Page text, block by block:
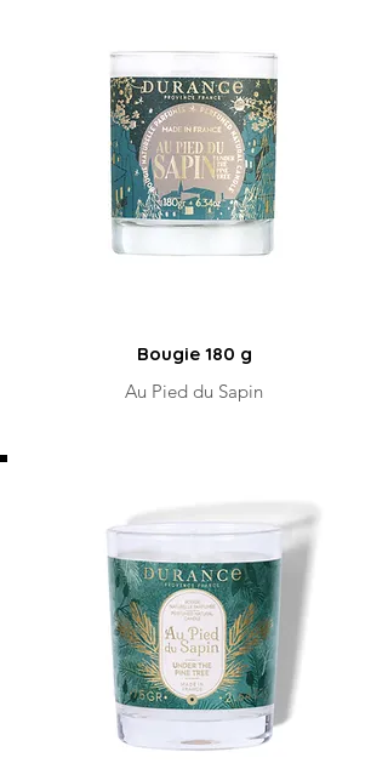
Bougie 180 g
Au Pied du Sapin